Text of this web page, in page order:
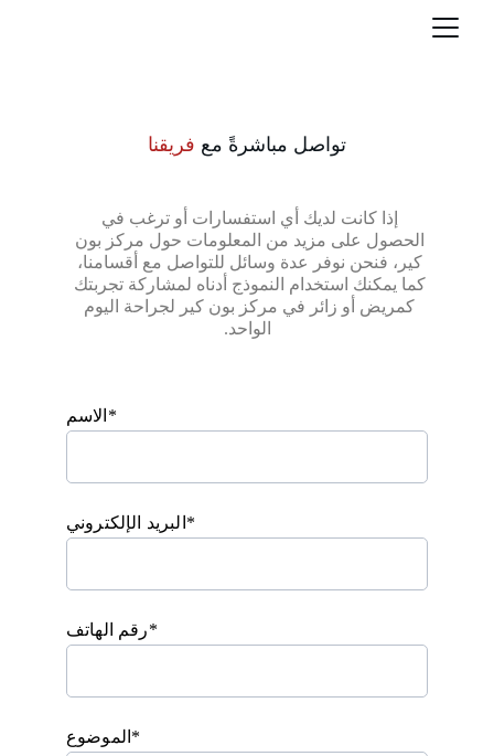
تواصل مباشرةً مع فريقنا
الاسم*
البريد الإلكتروني*
رقم الهاتف*
الموضوع*
إذا كانت لديك أي استفسارات أو ترغب في
الحصول على مزيد من المعلومات حول مركز بون
كير، فنحن نوفر عدة وسائل للتواصل مع أقسامنا،
كما يمكنك استخدام النموذج أدناه لمشاركة تجربتك
كمريض أو زائر في مركز بون كير لجراحة اليوم
الواحد.